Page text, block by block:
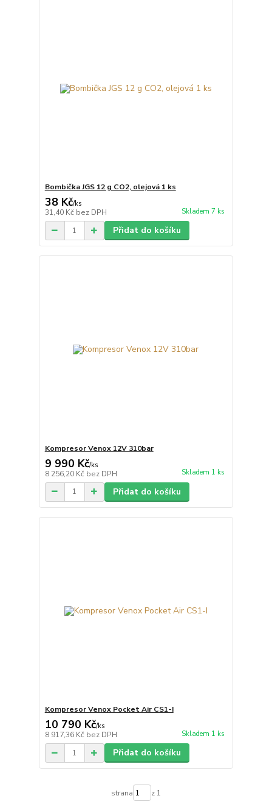
Bombička JGS 12 g CO2, olejová 1 ks
38 Kč/ks
31,40 Kč bez DPH Skladem 7 ks
Přidat do košíku
Kompresor Venox 12V 310bar
9 990 Kč/ks
8 256,20 Kč bez DPH Skladem 1 ks
Přidat do košíku
Kompresor Venox Pocket Air CS1-I
10 790 Kč/ks
8 917,36 Kč bez DPH Skladem 1 ks
Přidat do košíku
strana z 1